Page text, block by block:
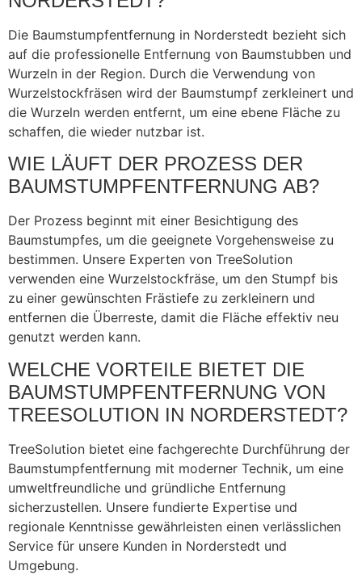
Die Baumstumpfentfernung in Norderstedt bezieht sich
auf die professionelle Entfernung von Baumstubben und
Wurzeln in der Region. Durch die Verwendung von
Wurzelstockfräsen wird der Baumstumpf zerkleinert und
die Wurzeln werden entfernt, um eine ebene Fläche zu
schaffen, die wieder nutzbar ist.
WIE LÄUFT DER PROZESS DER
BAUMSTUMPFENTFERNUNG AB?
Der Prozess beginnt mit einer Besichtigung des
Baumstumpfes, um die geeignete Vorgehensweise zu
bestimmen. Unsere Experten von TreeSolution
verwenden eine Wurzelstockfräse, um den Stumpf bis
zu einer gewünschten Frästiefe zu zerkleinern und
entfernen die Überreste, damit die Fläche effektiv neu
genutzt werden kann.
WELCHE VORTEILE BIETET DIE
BAUMSTUMPFENTFERNUNG VON
TREESOLUTION IN NORDERSTEDT?
TreeSolution bietet eine fachgerechte Durchführung der
Baumstumpfentfernung mit moderner Technik, um eine
umweltfreundliche und gründliche Entfernung
sicherzustellen. Unsere fundierte Expertise und
regionale Kenntnisse gewährleisten einen verlässlichen
Service für unsere Kunden in Norderstedt und
Umgebung.